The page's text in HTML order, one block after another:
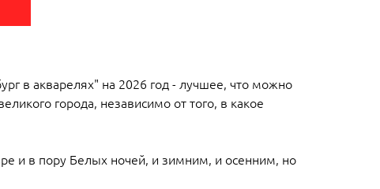
в акварелях" на 2026 год - лучшее, что можно
города, независимо от того, в какое
и в пору Белых ночей, и зимним, и осенним, но